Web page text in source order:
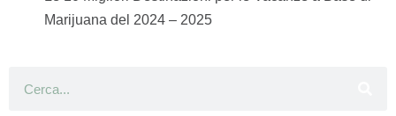
Marijuana del 2024 – 2025